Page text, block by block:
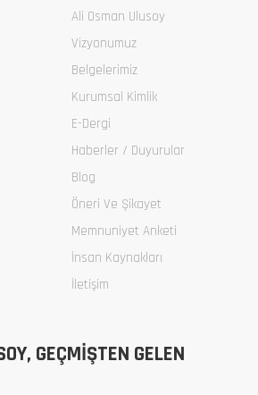
Ali Osman Ulusoy
Vizyonumuz
Belgelerimiz
Kurumsal Kimlik
E-Dergi
Haberler / Duyurular
Blog
Öneri Ve Şikayet
Memnuniyet Anketi
İnsan Kaynakları
İletişim
GEÇMİŞTEN GELEN